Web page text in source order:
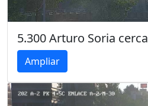
5.300 Arturo Soria cerca
Ampliar